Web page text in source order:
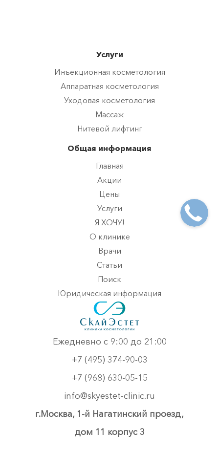
Услуги
Инъекционная косметология
Аппаратная косметология
Уходовая косметология
Массаж
Нитевой лифтинг
Общая информация
Главная
Акции
Цены
Услуги
Я ХОЧУ!
О клинике
Врачи
Статьи
Поиск
Юридическая информация
Ежедневно с 9:00 до 21:00
+7 (495) 374-90-03
+7 (968) 630-05-15
info@skyestet-clinic.ru
г.Москва, 1-й Нагатинский проезд,
дом 11 корпус 3